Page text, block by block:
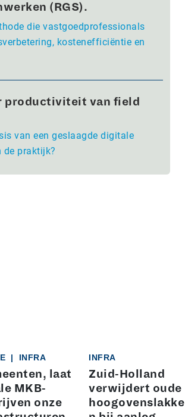
(RGS).
die vastgoedprofessionals
kostenefficiëntie en
productiviteit van field
van een geslaagde digitale
de praktijk?
| INFRA
laat
MKB-
onze
INFRA
Zuid-Holland
verwijdert oude
hoogovenslakke